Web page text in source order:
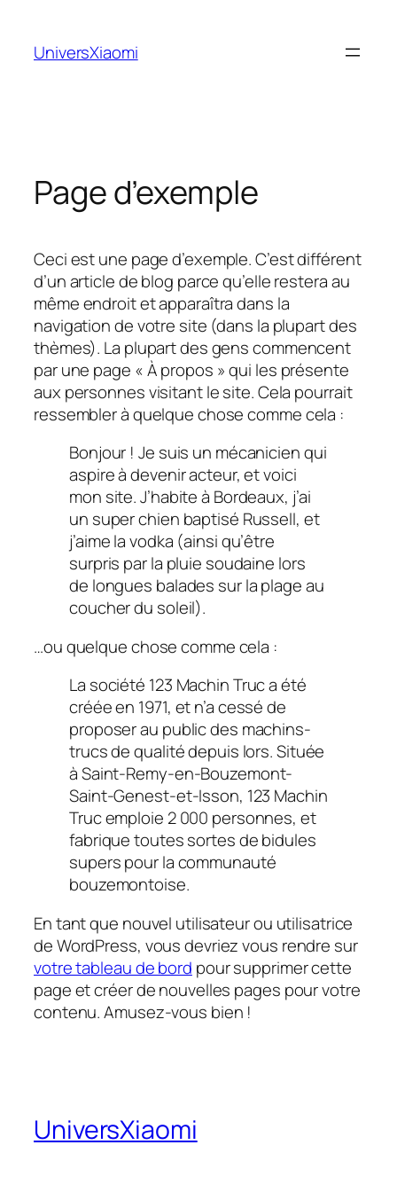
contenu
UniversXiaomi
Page d’exemple
Ceci est une page d’exemple. C’est différent
d’un article de blog parce qu’elle restera au
même endroit et apparaîtra dans la
navigation de votre site (dans la plupart des
thèmes). La plupart des gens commencent
par une page « À propos » qui les présente
aux personnes visitant le site. Cela pourrait
ressembler à quelque chose comme cela :
Bonjour ! Je suis un mécanicien qui
aspire à devenir acteur, et voici
mon site. J’habite à Bordeaux, j’ai
un super chien baptisé Russell, et
j’aime la vodka (ainsi qu’être
surpris par la pluie soudaine lors
de longues balades sur la plage au
coucher du soleil).
…ou quelque chose comme cela :
La société 123 Machin Truc a été
créée en 1971, et n’a cessé de
proposer au public des machins-
trucs de qualité depuis lors. Située
à Saint-Remy-en-Bouzemont-
Saint-Genest-et-Isson, 123 Machin
Truc emploie 2 000 personnes, et
fabrique toutes sortes de bidules
supers pour la communauté
bouzemontoise.
En tant que nouvel utilisateur ou utilisatrice
de WordPress, vous devriez vous rendre sur
votre tableau de bord pour supprimer cette
page et créer de nouvelles pages pour votre
contenu. Amusez-vous bien !
UniversXiaomi